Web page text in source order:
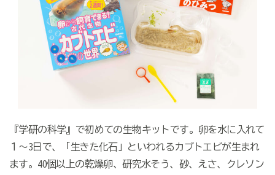
『学研の科学』で初めての生物キットです。卵を水に入れて
１～3日で、「生きた化石」といわれるカブトエビが生まれ
ます。40個以上の乾燥卵、研究水そう、砂、えさ、クレソン